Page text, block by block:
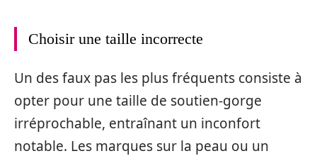
Choisir une taille incorrecte
Un des faux pas les plus fréquents consiste à
opter pour une taille de soutien-gorge
irréprochable, entraînant un inconfort
notable. Les marques sur la peau ou un